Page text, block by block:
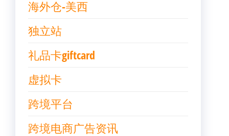
海外仓-美西
独立站
礼品卡giftcard
虚拟卡
跨境平台
跨境电商广告资讯